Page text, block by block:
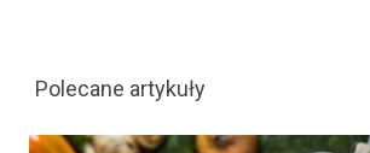
Polecane artykuły